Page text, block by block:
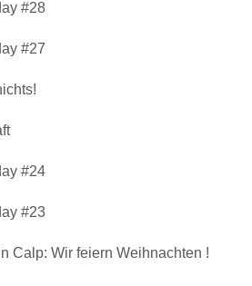
#28
#27
#24
#23
Calp: Wir feiern Weihnachten !